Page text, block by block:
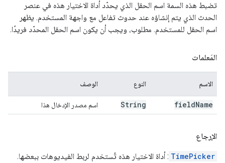
تضبط هذه السمة اسم الحقل الذي يحدّد أداة الاختيار هذه في عنصر
الحدث الذي يتم إنشاؤه عند حدوث تفاعل مع واجهة المستخدم. يظهر
اسم الحقل للمستخدم. مطلوب، ويجب أن يكون اسم الحقل المحدّد فريدًا.
المَعلمات
الاسم النوع الوصف
fieldName
String اسم مصدر الإدخال هذا
الإرجاع
TimePicker : أداة الاختيار هذه تُستخدم لربط الفيديوهات ببعضها.